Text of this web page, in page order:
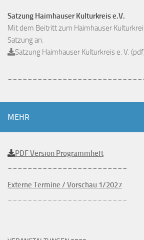
Satzung Haimhauser Kulturkreis e.V.
Mit dem Beitritt zum Haimhauser
Satzung an.
Satzung Haimhauser Kulturkreis e. V.
MEHR
PDF Version Programmheft
Externe Termine / Vorschau 1/2027